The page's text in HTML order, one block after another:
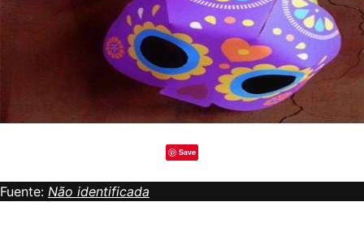
Save
Fuente: Não identificada